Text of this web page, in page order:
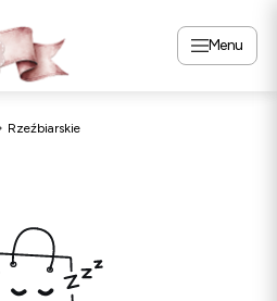
Menu
Rzeźbiarskie